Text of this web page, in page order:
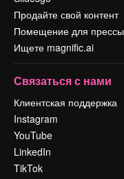
Продайте свой контент
Помещение для прессы
Ищете magnific.ai
Связаться с нами
Клиентская поддержка
Instagram
YouTube
LinkedIn
TikTok